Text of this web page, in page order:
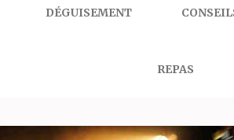
DÉGUISEMENT
REPAS